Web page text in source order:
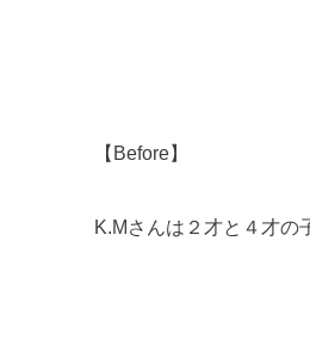
【Before】
K.Mさんは２才と４才の